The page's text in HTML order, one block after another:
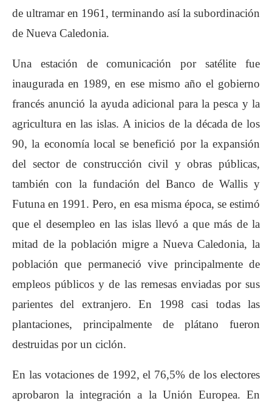
de ultramar en 1961, terminando así la subordinación
de Nueva Caledonia.
Una estación de comunicación por satélite fue
inaugurada en 1989, en ese mismo año el gobierno
francés anunció la ayuda adicional para la pesca y la
agricultura en las islas. A inicios de la década de los
90, la economía local se benefició por la expansión
del sector de construcción civil y obras públicas,
también con la fundación del Banco de Wallis y
Futuna en 1991. Pero, en esa misma época, se estimó
que el desempleo en las islas llevó a que más de la
mitad de la población migre a Nueva Caledonia, la
población que permaneció vive principalmente de
empleos públicos y de las remesas enviadas por sus
parientes del extranjero. En 1998 casi todas las
plantaciones, principalmente de plátano fueron
destruidas por un ciclón.
En las votaciones de 1992, el 76,5% de los electores
aprobaron la integración a la Unión Europea. En